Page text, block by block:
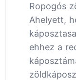
Ropogós
Ahelyett,
ehhez a